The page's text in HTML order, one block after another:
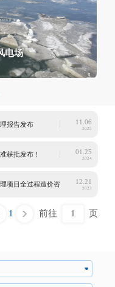
大丰H8-2海上风电项目
电场
大丰H8-2海上风电项目
三峡阳江沙扒海上风电场